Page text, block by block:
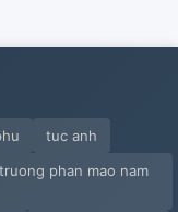
tuc anh
phan mao nam